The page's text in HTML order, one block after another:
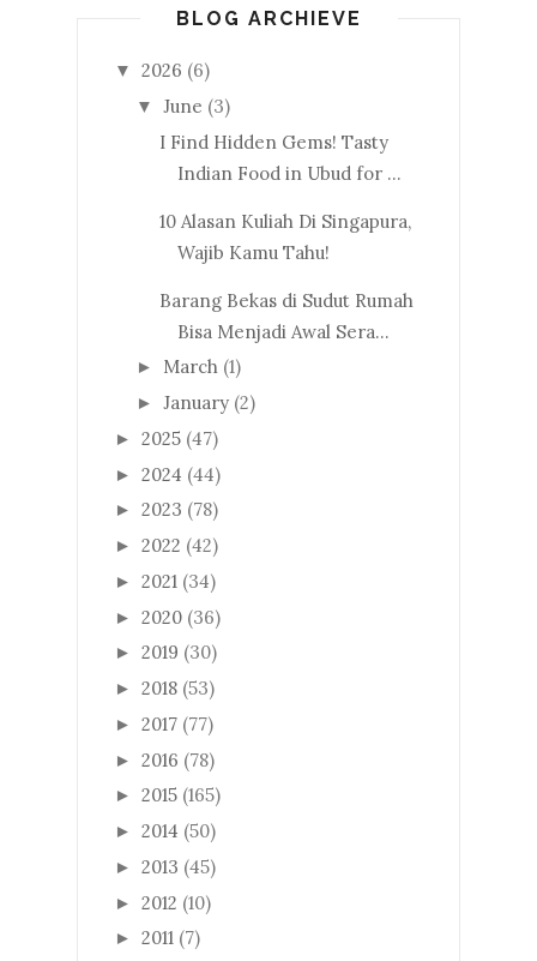
BLOG ARCHIEVE
▼ 2026 (6)
▼ June (3)
I Find Hidden Gems! Tasty
Indian Food in Ubud for ...
10 Alasan Kuliah Di Singapura,
Wajib Kamu Tahu!
Barang Bekas di Sudut Rumah
Bisa Menjadi Awal Sera...
► March (1)
► January (2)
► 2025 (47)
► 2024 (44)
► 2023 (78)
► 2022 (42)
► 2021 (34)
► 2020 (36)
► 2019 (30)
► 2018 (53)
► 2017 (77)
► 2016 (78)
► 2015 (165)
► 2014 (50)
► 2013 (45)
► 2012 (10)
► 2011 (7)